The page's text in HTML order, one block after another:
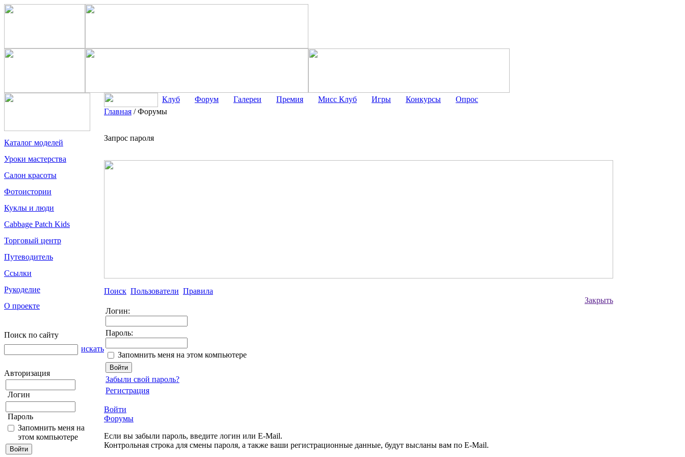
Каталог моделей
Уроки мастерства
Салон красоты
Фотоистории
Куклы и люди
Cabbage Patch Kids
Торговый центр
Путеводитель
Ссылки
Рукоделие
О проекте
Поиск по сайту
искать
Авторизация
Логин
Пароль
Запомнить меня на
этом компьютере
Клуб Форум Галереи Премия Мисс Клуб Игры Конкурсы
Опрос
Главная /Форумы
Запрос пароля
Поиск Пользователи Правила
Закрыть
Логин:
Пароль:
Запомнить меня на этом компьютере
Забыли свой пароль?
Регистрация
Войти
Форумы
Если вы забыли пароль, введите логин или E-Mail.
Контрольная строка для смены пароля, а также ваши регистрационные данные, будут высланы вам по E-Mail.